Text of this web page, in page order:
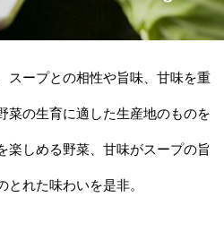
スープとの相性や旨味、甘味を重
菜の生育に適した生産地のものを
楽しめる野菜、甘味がスープの旨
とれた味わいを是非。